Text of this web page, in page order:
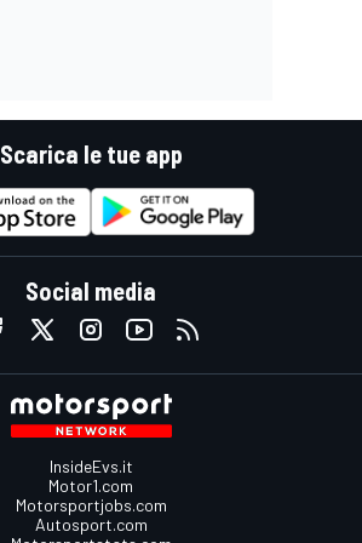
Scarica le tue app
Social media
InsideEvs.it
Motor1.com
Motorsportjobs.com
Autosport.com